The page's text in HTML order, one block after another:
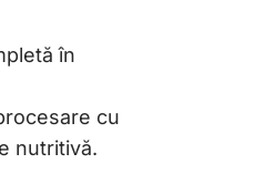
în
cu
nutritivă.